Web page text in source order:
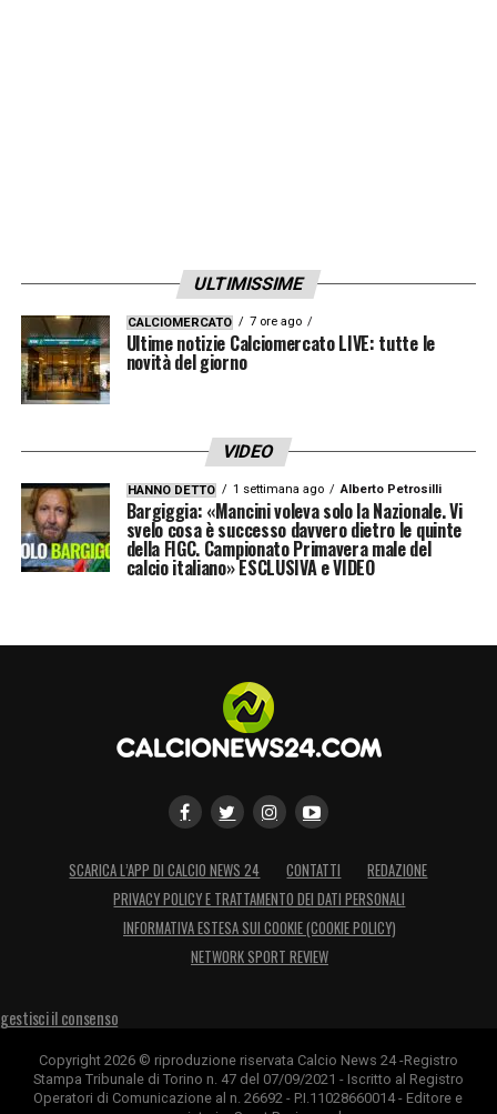
ULTIMISSIME
CALCIOMERCATO 7 ore ago
Ultime notizie Calciomercato LIVE: tutte le
novità del giorno
VIDEO
HANNO DETTO 1 settimana ago Alberto Petrosilli
Bargiggia: «Mancini voleva solo la Nazionale. Vi
svelo cosa è successo davvero dietro le quinte
della FIGC. Campionato Primavera male del
calcio italiano» ESCLUSIVA e VIDEO
SCARICA L’APP DI CALCIO NEWS 24 CONTATTI
REDAZIONE
PRIVACY POLICY E TRATTAMENTO DEI DATI PERSONALI
INFORMATIVA ESTESA SUI COOKIE (COOKIE POLICY)
NETWORK SPORT REVIEW
gestisci il consenso
Copyright 2026 © riproduzione riservata Calcio News 24 -Registro
Stampa Tribunale di Torino n. 47 del 07/09/2021 - Iscritto al Registro
Operatori di Comunicazione al n. 26692 - P.I.11028660014 - Editore e